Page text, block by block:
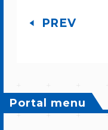
PREV
Portal menu